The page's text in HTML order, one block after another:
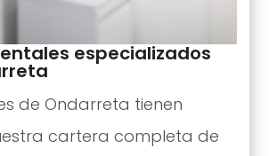
especializados
de Ondarreta tienen
cartera completa de